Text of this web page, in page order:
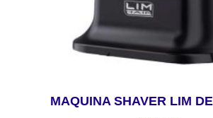
MAQUINA SHAVER LIM